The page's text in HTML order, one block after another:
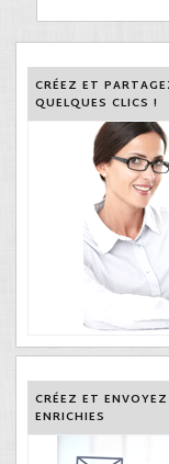
CRÉEZ ET
QUELQUES CLICS !
CRÉEZ ET
ENRICHIES